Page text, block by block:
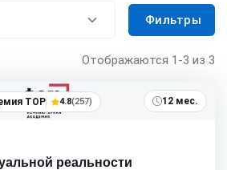
Фильтры
Отображаются 1-3 из 3
TOP 4.8(257) 12 мес.
реальности